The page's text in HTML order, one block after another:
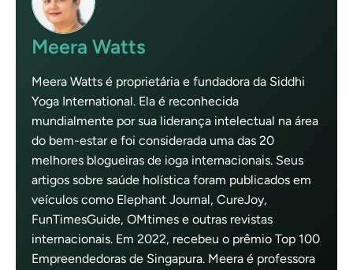
Meera Watts
Meera Watts é proprietária e fundadora da Siddhi
Yoga International. Ela é reconhecida
mundialmente por sua liderança intelectual na área
do bem-estar e foi considerada uma das 20
melhores blogueiras de ioga internacionais. Seus
artigos sobre saúde holística foram publicados em
veículos como Elephant Journal, CureJoy,
FunTimesGuide, OMtimes e outras revistas
internacionais. Em 2022, recebeu o prêmio Top 100
Empreendedoras de Singapura. Meera é professora